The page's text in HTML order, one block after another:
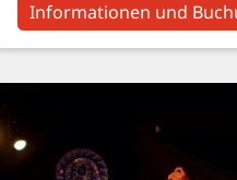
Informationen und